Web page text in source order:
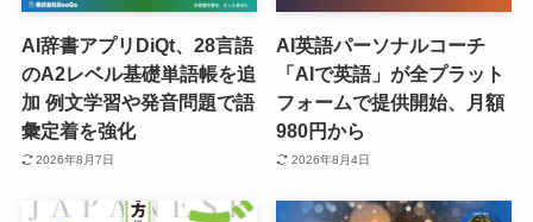
AI辞書アプリDiQt、28言語
のA2レベル基礎単語帳を追
加 例文学習や発音問題で語
彙定着を強化
2026年8月7日
AI英語パーソナルコーチ
「AIで英語」が全プラット
フォームで提供開始、月額
980円から
2026年8月4日